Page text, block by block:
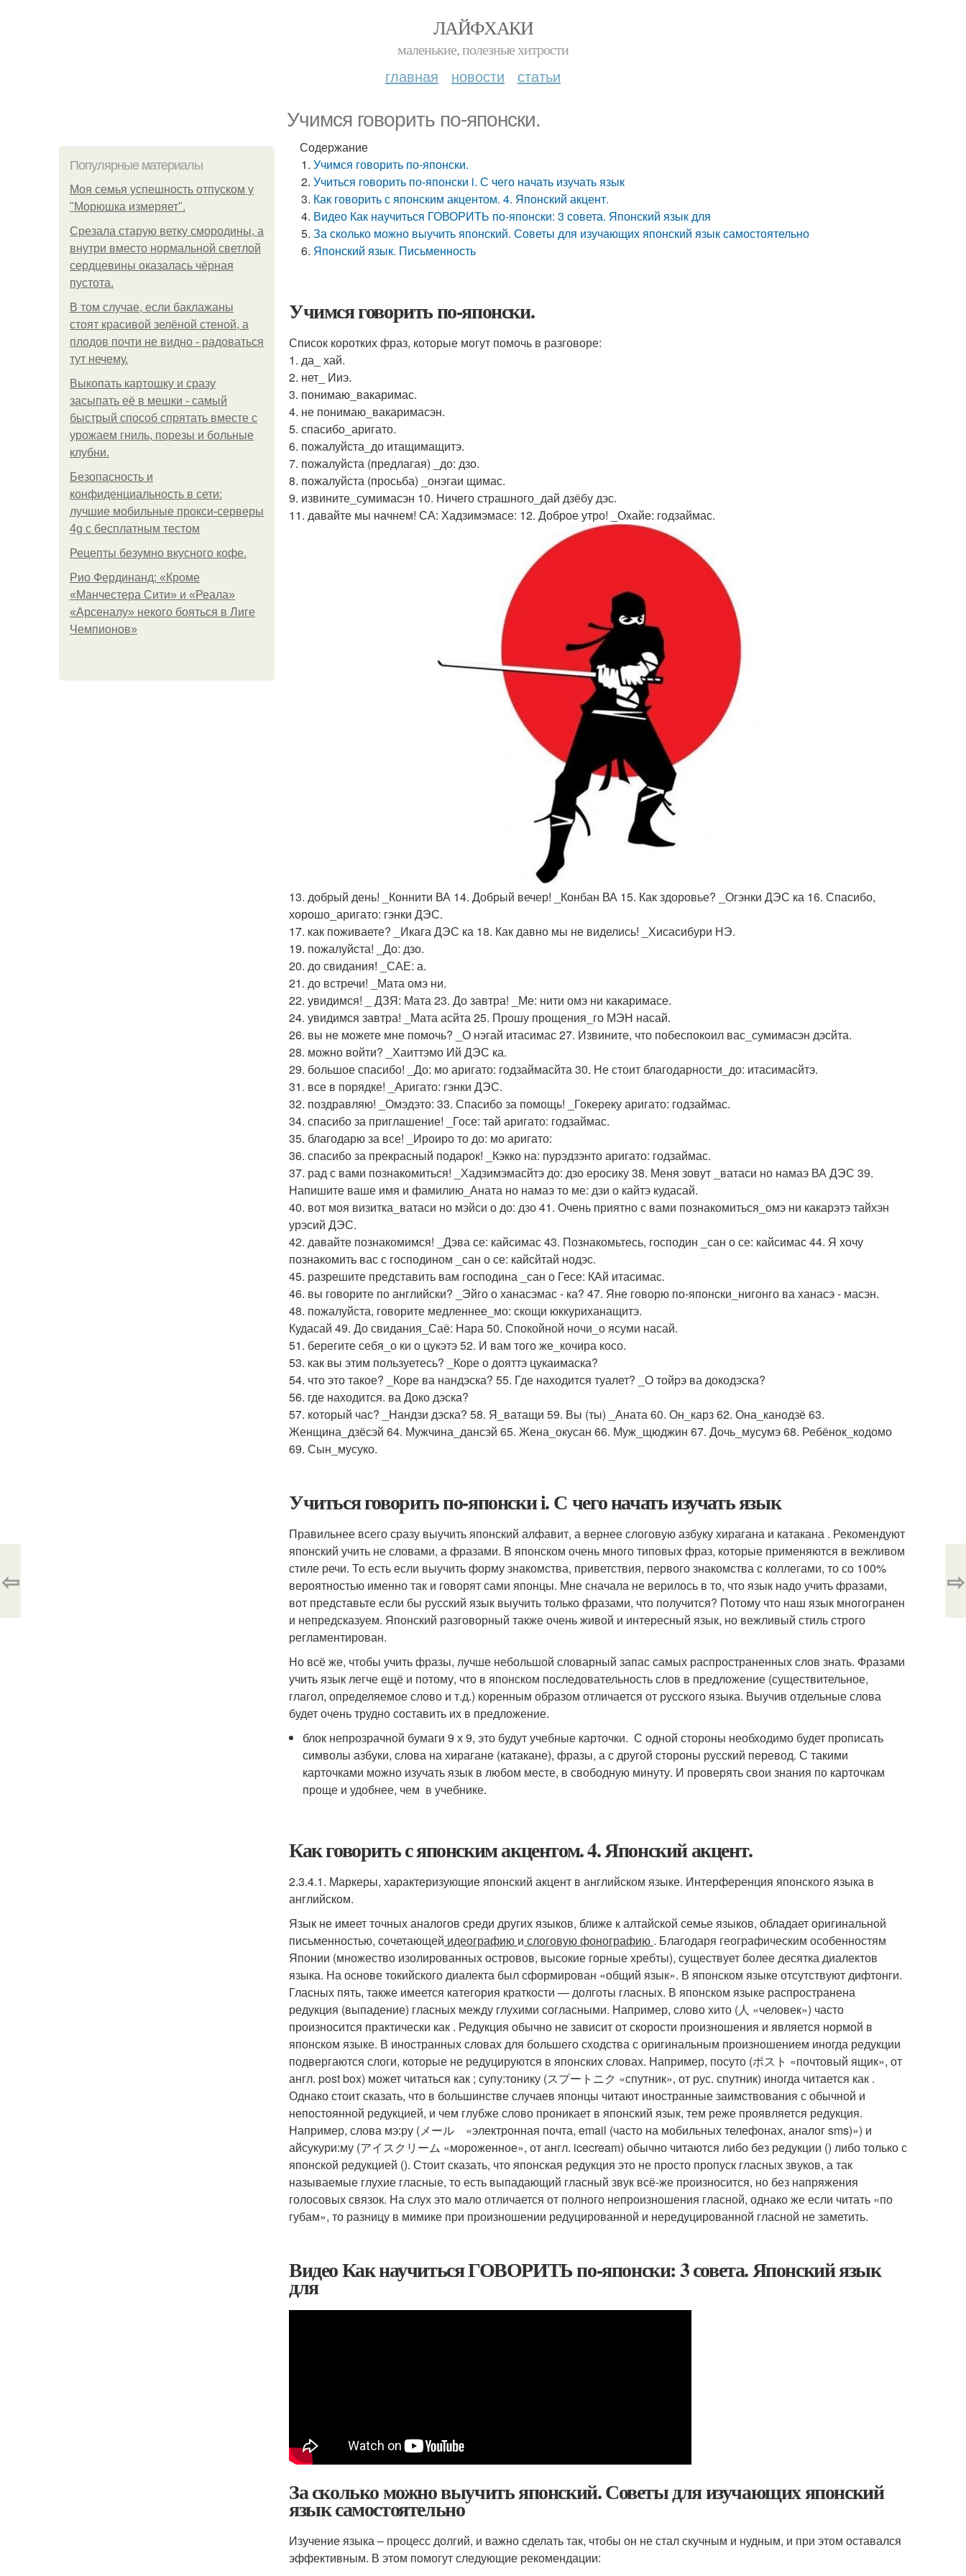
ЛАЙФХАКИ
маленькие, полезные хитрости
главная новости статьи
Учимся говорить по-японски.
Популярные материалы
Моя семья успешность отпуском у
"Морюшка измеряет".
Срезала старую ветку смородины, а
внутри вместо нормальной светлой
сердцевины оказалась чёрная
пустота.
В том случае, если баклажаны
стоят красивой зелёной стеной, а
плодов почти не видно - радоваться
тут нечему.
Выкопать картошку и сразу
засыпать её в мешки - самый
быстрый способ спрятать вместе с
урожаем гниль, порезы и больные
клубни.
Безопасность и
конфиденциальность в сети:
лучшие мобильные прокси-серверы
4g с бесплатным тестом
Рецепты безумно вкусного кофе.
Рио Фердинанд: «Кроме
«Манчестера Сити» и «Реала»
«Арсеналу» некого бояться в Лиге
Чемпионов»
Содержание
Учимся говорить по-японски.
Учиться говорить по-японски i. С чего начать изучать язык
Как говорить с японским акцентом. 4. Японский акцент.
Видео Как научиться ГОВОРИТЬ по-японски: 3 совета. Японский язык для
За сколько можно выучить японский. Советы для изучающих японский язык самостоятельно
Японский язык. Письменность
Учимся говорить по-японски.
Список коротких фраз, которые могут помочь в разговоре:
1. да_ хай.
2. нет_ Ииэ.
3. понимаю_вакаримас.
4. не понимаю_вакаримасэн.
5. спасибо_аригато.
6. пожалуйста_до итащимащитэ.
7. пожалуйста (предлагая) _до: дзо.
8. пожалуйста (просьба) _онэгаи щимас.
9. извините_сумимасэн 10. Ничего страшного_дай дзёбу дэс.
11. давайте мы начнем! СА: Хадзимэмасе: 12. Доброе утро! _Охайе: годзаймас.
13. добрый день! _Коннити ВА 14. Добрый вечер! _Конбан ВА 15. Как здоровье? _Огэнки ДЭС ка 16. Спасибо,
хорошо_аригато: гэнки ДЭС.
17. как поживаете? _Икага ДЭС ка 18. Как давно мы не виделись! _Хисасибури НЭ.
19. пожалуйста! _До: дзо.
20. до свидания! _САЕ: а.
21. до встречи! _Мата омэ ни.
22. увидимся! _ ДЗЯ: Мата 23. До завтра! _Ме: нити омэ ни какаримасе.
24. увидимся завтра! _Мата асйта 25. Прошу прощения_го МЭН насай.
26. вы не можете мне помочь? _О нэгай итасимас 27. Извините, что побеспокоил вас_сумимасэн дэсйта.
28. можно войти? _Хаиттэмо Ий ДЭС ка.
29. большое спасибо! _До: мо аригато: годзаймасйта 30. Не стоит благодарности_до: итасимасйтэ.
31. все в порядке! _Аригато: гэнки ДЭС.
32. поздравляю! _Омэдэто: 33. Спасибо за помощь! _Гокереку аригато: годзаймас.
34. спасибо за приглашение! _Госе: тай аригато: годзаймас.
35. благодарю за все! _Ироиро то до: мо аригато:
36. спасибо за прекрасный подарок! _Кэкко на: пурэдзэнто аригато: годзаймас.
37. рад с вами познакомиться! _Хадзимэмасйтэ до: дзо еросику 38. Меня зовут _ватаси но намаэ ВА ДЭС 39.
Напишите ваше имя и фамилию_Аната но намаэ то ме: дзи о кайтэ кудасай.
40. вот моя визитка_ватаси но мэйси о до: дзо 41. Очень приятно с вами познакомиться_омэ ни какарэтэ тайхэн
урэсий ДЭС.
42. давайте познакомимся! _Дэва се: кайсимас 43. Познакомьтесь, господин _сан о се: кайсимас 44. Я хочу
познакомить вас с господином _сан о се: кайсйтай нодэс.
45. разрешите представить вам господина _сан о Гесе: КАй итасимас.
46. вы говорите по английски? _Эйго о ханасэмас - ка? 47. Яне говорю по-японски_нигонго ва ханасэ - масэн.
48. пожалуйста, говорите медленнее_мо: скощи юккуриханащитэ.
Кудасай 49. До свидания_Саё: Нара 50. Спокойной ночи_о ясуми насай.
51. берегите себя_о ки о цукэтэ 52. И вам того же_кочира косо.
53. как вы этим пользуетесь? _Коре о дояттэ цукаимаска?
54. что это такое? _Коре ва нандэска? 55. Где находится туалет? _О тойрэ ва докодэска?
56. где находится. ва Доко дэска?
57. который час? _Нандзи дэска? 58. Я_ватащи 59. Вы (ты) _Аната 60. Он_карз 62. Она_канодзё 63.
Женщина_дзёсэй 64. Мужчина_дансэй 65. Жена_окусан 66. Муж_щюджин 67. Дочь_мусумэ 68. Ребёнок_кодомо
69. Сын_мусуко.
Учиться говорить по-японски i. С чего начать изучать язык
Правильнее всего сразу выучить японский алфавит, а вернее слоговую азбуку хирагана и катакана . Рекомендуют
японский учить не словами, а фразами. В японском очень много типовых фраз, которые применяются в вежливом
стиле речи. То есть если выучить форму знакомства, приветствия, первого знакомства с коллегами, то со 100%
вероятностью именно так и говорят сами японцы. Мне сначала не верилось в то, что язык надо учить фразами,
вот представьте если бы русский язык выучить только фразами, что получится? Потому что наш язык многогранен
и непредсказуем. Японский разговорный также очень живой и интересный язык, но вежливый стиль строго
регламентирован.
Но всё же, чтобы учить фразы, лучше небольшой словарный запас самых распространенных слов знать. Фразами
учить язык легче ещё и потому, что в японском последовательность слов в предложение (существительное,
глагол, определяемое слово и т.д.) коренным образом отличается от русского языка. Выучив отдельные слова
будет очень трудно составить их в предложение.
блок непрозрачной бумаги 9 х 9, это будут учебные карточки. С одной стороны необходимо будет прописать
символы азбуки, слова на хирагане (катакане), фразы, а с другой стороны русский перевод. С такими
карточками можно изучать язык в любом месте, в свободную минуту. И проверять свои знания по карточкам
проще и удобнее, чем в учебнике.
Как говорить с японским акцентом. 4. Японский акцент.
2.3.4.1. Маркеры, характеризующие японский акцент в английском языке. Интерференция японского языка в
английском.
Язык не имеет точных аналогов среди других языков, ближе к алтайской семье языков, обладает оригинальной
письменностью, сочетающей идеографию и слоговую фонографию . Благодаря географическим особенностям
Японии (множество изолированных островов, высокие горные хребты), существует более десятка диалектов
языка. На основе токийского диалекта был сформирован «общий язык». В японском языке отсутствуют дифтонги.
Гласных пять, также имеется категория краткости — долготы гласных. В японском языке распространена
редукция (выпадение) гласных между глухими согласными. Например, слово хито (人 «человек») часто
произносится практически как . Редукция обычно не зависит от скорости произношения и является нормой в
японском языке. В иностранных словах для большего сходства с оригинальным произношением иногда редукции
подвергаются слоги, которые не редуцируются в японских словах. Например, посуто (ポスト «почтовый ящик», от
англ. post box) может читаться как ; супу:тонику (スプートニク «спутник», от рус. спутник) иногда читается как .
Однако стоит сказать, что в большинстве случаев японцы читают иностранные заимствования с обычной и
непостоянной редукцией, и чем глубже слово проникает в японский язык, тем реже проявляется редукция.
Например, слова мэ:ру (メール «электронная почта, email (часто на мобильных телефонах, аналог sms)») и
айсукури:му (アイスクリーム «мороженное», от англ. icecream) обычно читаются либо без редукции () либо только с
японской редукцией (). Стоит сказать, что японская редукция это не просто пропуск гласных звуков, а так
называемые глухие гласные, то есть выпадающий гласный звук всё-же произносится, но без напряжения
голосовых связок. На слух это мало отличается от полного непроизношения гласной, однако же если читать «по
губам», то разницу в мимике при произношении редуцированной и нередуцированной гласной не заметить.
Видео Как научиться ГОВОРИТЬ по-японски: 3 совета. Японский язык
для
За сколько можно выучить японский. Советы для изучающих японский
язык самостоятельно
Изучение языка – процесс долгий, и важно сделать так, чтобы он не стал скучным и нудным, и при этом оставался
эффективным. В этом помогут следующие рекомендации:
⇦ ⇨